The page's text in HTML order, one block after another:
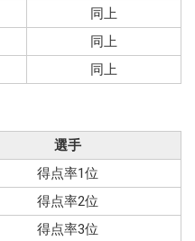
同上
同上
同上
選手
得点率1位
得点率2位
得点率3位